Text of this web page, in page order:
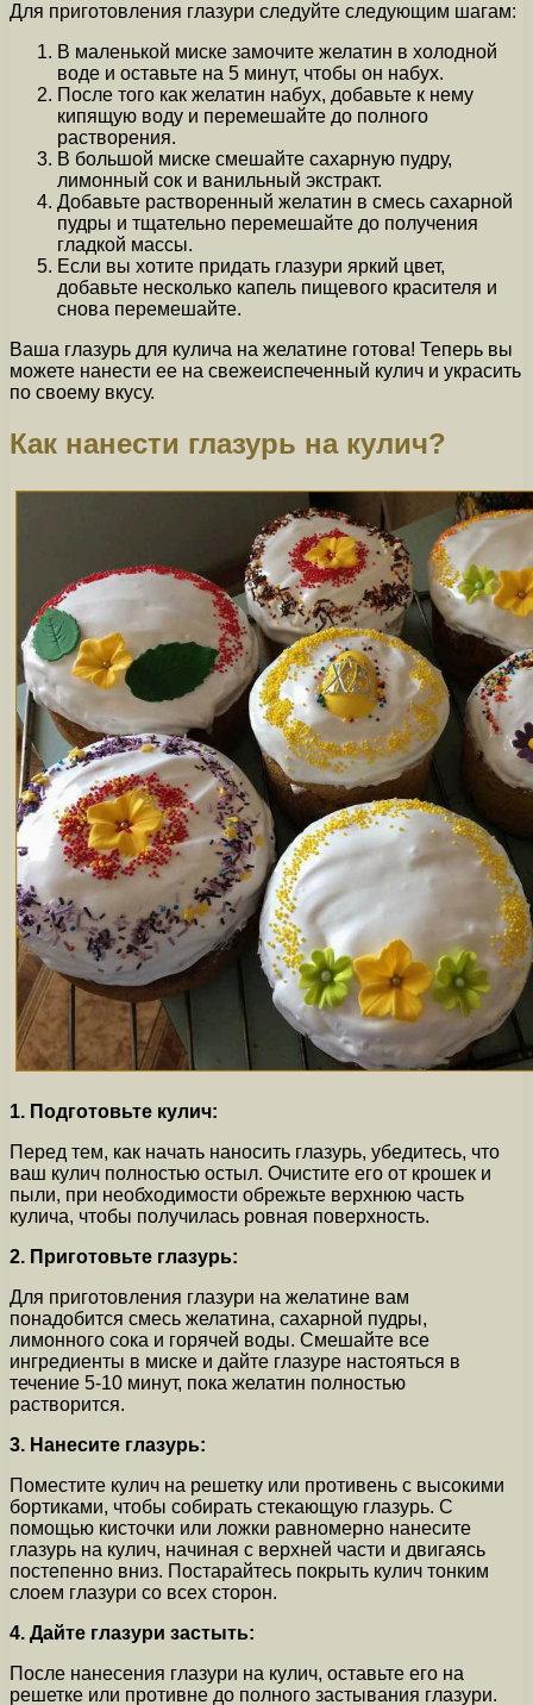
Для приготовления глазури следуйте следующим шагам:
В маленькой миске замочите желатин в холодной
воде и оставьте на 5 минут, чтобы он набух.
После того как желатин набух, добавьте к нему
кипящую воду и перемешайте до полного
растворения.
В большой миске смешайте сахарную пудру,
лимонный сок и ванильный экстракт.
Добавьте растворенный желатин в смесь сахарной
пудры и тщательно перемешайте до получения
гладкой массы.
Если вы хотите придать глазури яркий цвет,
добавьте несколько капель пищевого красителя и
снова перемешайте.
Ваша глазурь для кулича на желатине готова! Теперь вы
можете нанести ее на свежеиспеченный кулич и украсить
по своему вкусу.
Как нанести глазурь на кулич?
1. Подготовьте кулич:
Перед тем, как начать наносить глазурь, убедитесь, что
ваш кулич полностью остыл. Очистите его от крошек и
пыли, при необходимости обрежьте верхнюю часть
кулича, чтобы получилась ровная поверхность.
2. Приготовьте глазурь:
Для приготовления глазури на желатине вам
понадобится смесь желатина, сахарной пудры,
лимонного сока и горячей воды. Смешайте все
ингредиенты в миске и дайте глазуре настояться в
течение 5-10 минут, пока желатин полностью
растворится.
3. Нанесите глазурь:
Поместите кулич на решетку или противень с высокими
бортиками, чтобы собирать стекающую глазурь. С
помощью кисточки или ложки равномерно нанесите
глазурь на кулич, начиная с верхней части и двигаясь
постепенно вниз. Постарайтесь покрыть кулич тонким
слоем глазури со всех сторон.
4. Дайте глазури застыть:
После нанесения глазури на кулич, оставьте его на
решетке или противне до полного застывания глазури.